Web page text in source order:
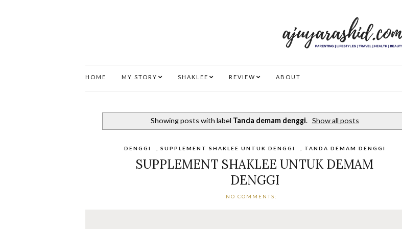
HOME MY STORY SHAKLEE REVIEW ABOUT
Showing posts with label Tanda demam denggi. Show all posts
DENGGI SUPPLEMENT SHAKLEE UNTUK DENGGI TANDA DEMAM DENGGI
SUPPLEMENT SHAKLEE UNTUK DEMAM
DENGGI
NO COMMENTS: